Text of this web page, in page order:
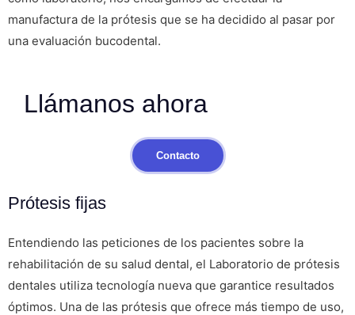
manufactura de la prótesis que se ha decidido al pasar por
una evaluación bucodental.
Llámanos ahora
Contacto
Prótesis fijas
Entendiendo las peticiones de los pacientes sobre la
rehabilitación de su salud dental, el Laboratorio de prótesis
dentales utiliza tecnología nueva que garantice resultados
óptimos. Una de las prótesis que ofrece más tiempo de uso,